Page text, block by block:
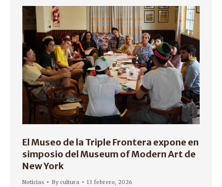
El Museo de la Triple Frontera expone en
simposio del Museum of Modern Art de
New York
Noticias Bycultura 13 febrero, 2026